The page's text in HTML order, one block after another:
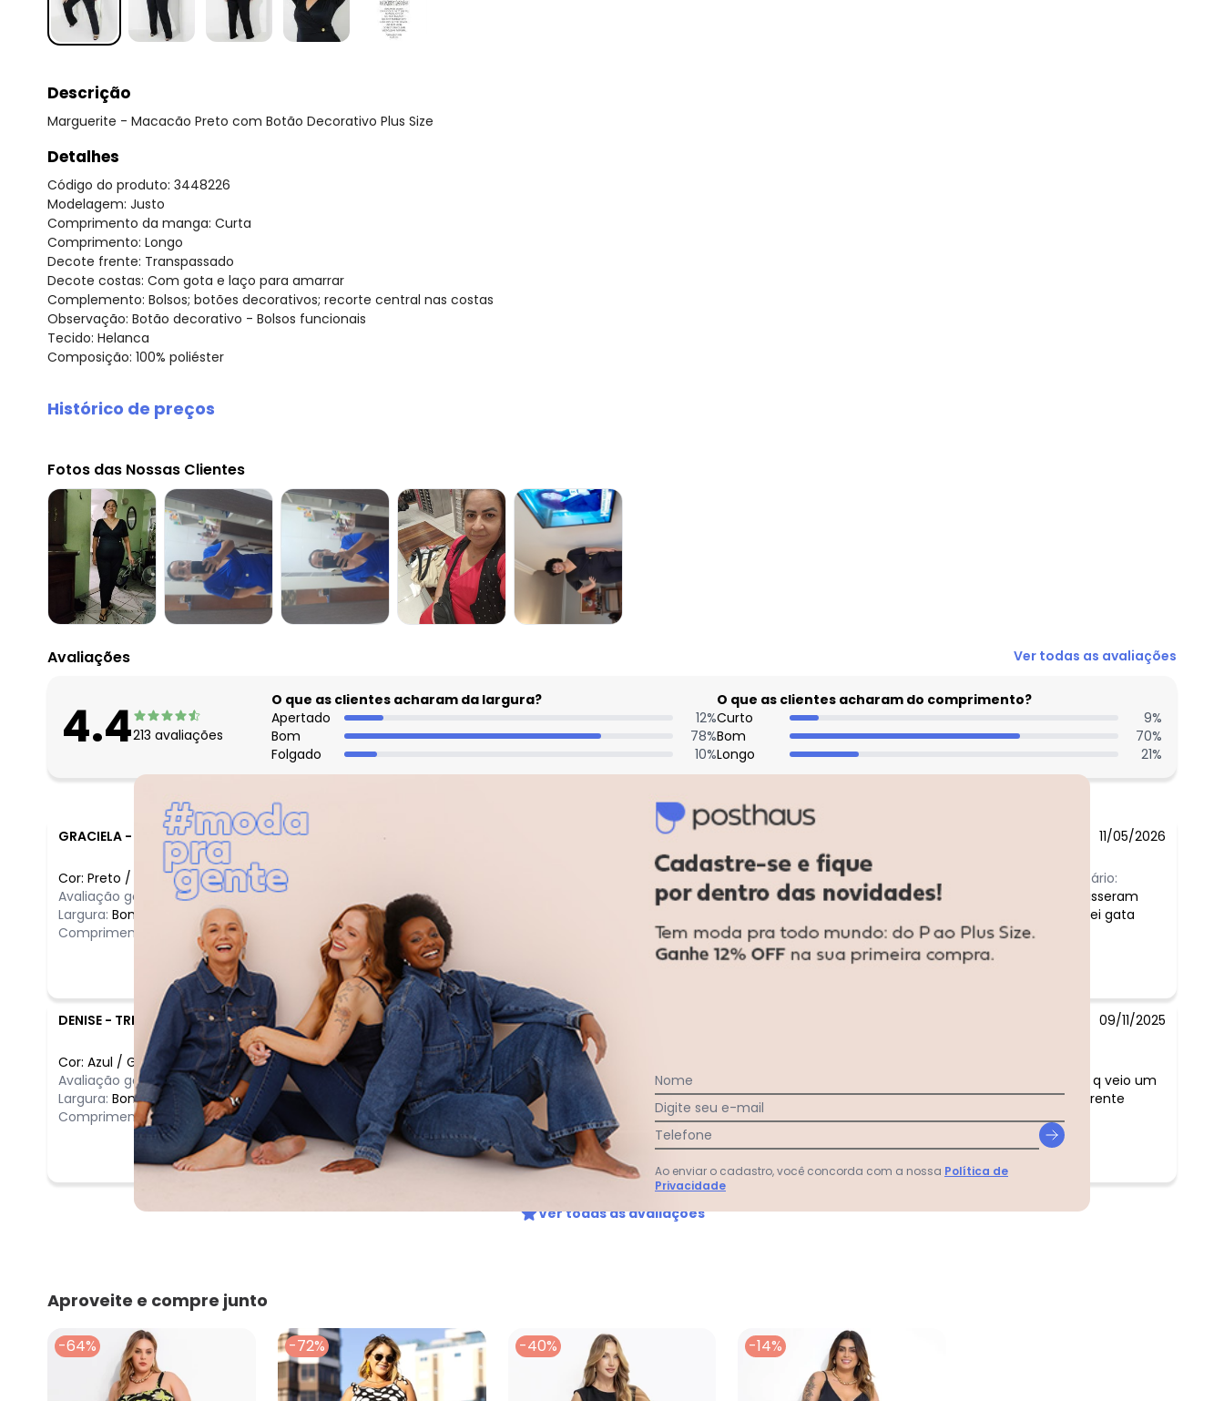
Descrição
Marguerite - Macacão Preto com Botão Decorativo Plus Size
Detalhes
Código do produto: 3448226
Modelagem: Justo
Comprimento da manga: Curta
Comprimento: Longo
Decote frente: Transpassado
Decote costas: Com gota e laço para amarrar
Complemento: Bolsos; botões decorativos; recorte central nas costas
Observação: Botão decorativo - Bolsos funcionais
Tecido: Helanca
Composição: 100% poliéster
Histórico de preços
agosto/2026
julho/2026
junho/2026
maio/2026
abril/2026
março/2026
fevereiro/2026
Fotos das Nossas Clientes
Avaliações Ver todas as avaliações
4.4213 avaliações
O que as clientes acharam da largura?
Apertado
12%
Bom
78%
Folgado
10%
O que as clientes acharam do comprimento?
Curto
9%
Bom
70%
Longo
21%
GRACIELA - SAO PAULO - SP 11/05/2026
Cor: Preto /
Avaliação geral do produto: Incrível
Largura: Bom
Comprimento:
Comentário:
Todos disseram
que fiquei gata
DENISE - TREMEMBE - SP 09/11/2025
Cor: Azul / G
Avaliação geral do produto: Ótimo
Largura: Bom
Comprimento: Bom
gostei do modelo . So q veio um
tom de azul bem diferente
Ver todas as avaliações
Aproveite e compre junto
-64% -72% -40% -14%
Nome
Digite seu e-mail
Telefone
Ao enviar o cadastro, você concorda com a nossa Política de
Privacidade